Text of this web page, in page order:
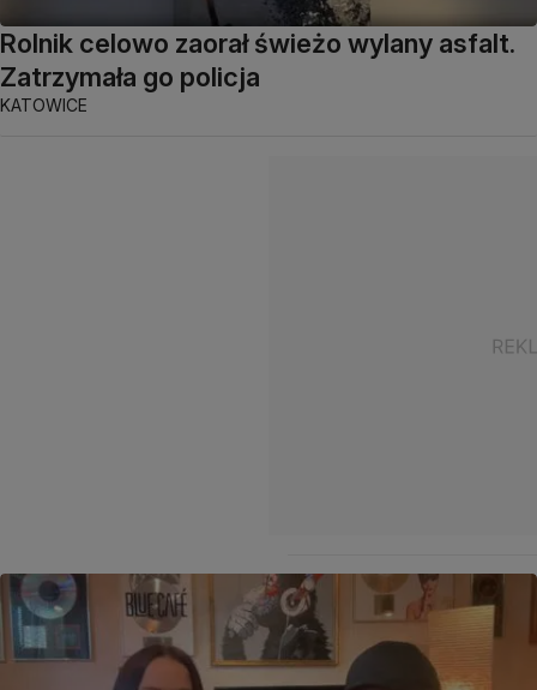
Rolnik celowo zaorał świeżo wylany asfalt.
Zatrzymała go policja
KATOWICE